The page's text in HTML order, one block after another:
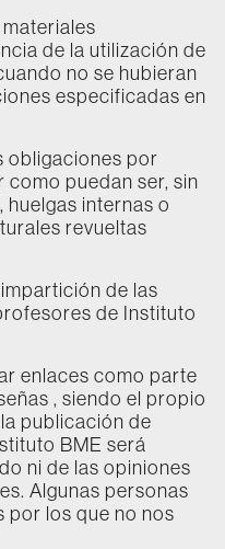
de la utilización de
no se hubieran
especificadas en
obligaciones por
como puedan ser, sin
huelgas internas o
revueltas
de las
de Instituto
enlaces como parte
, siendo el propio
publicación de
BME será
ni de las opiniones
Algunas personas
por los que no nos